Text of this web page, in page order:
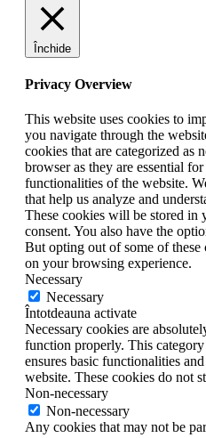
Închide
Privacy Overview
This website uses cookies to
you navigate through the
cookies that are categorized as
browser as they are essential
functionalities of the website.
that help us analyze and
These cookies will be stored
consent. You also have the
But opting out of some of these
on your browsing experience.
Necessary
Necessary
Întotdeauna activate
Necessary cookies are
function properly. This
ensures basic functionalities
website. These cookies do not
Non-necessary
Non-necessary
Any cookies that may not be